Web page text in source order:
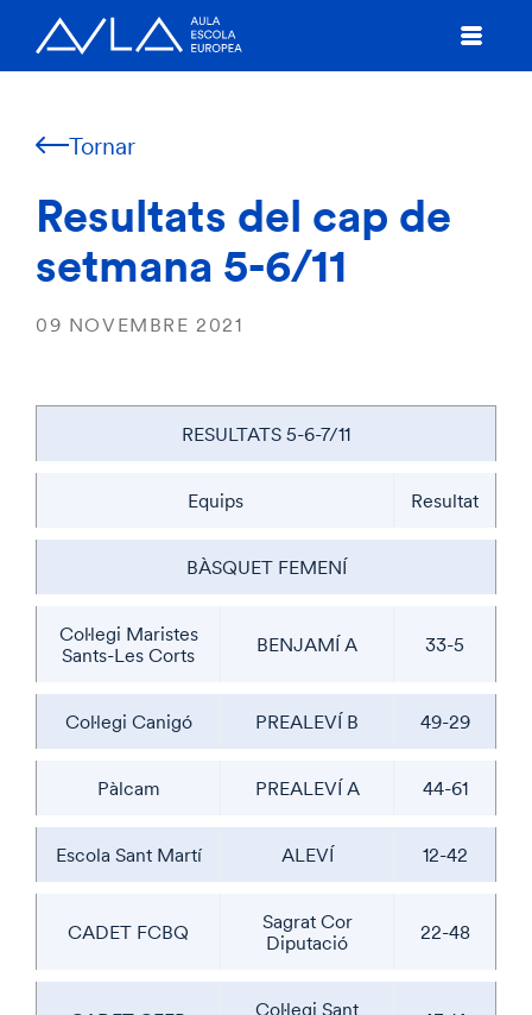
Tornar
Resultats del cap de
setmana 5-6/11
09 NOVEMBRE 2021
RESULTATS 5-6-7/11
Equips Resultat
BÀSQUET FEMENÍ
Col·legi Maristes
Sants-Les Corts
BENJAMÍ A 33-5
Col·legi Canigó PREALEVÍ B 49-29
Pàlcam PREALEVÍ A 44-61
Escola Sant Martí ALEVÍ 12-42
CADET FCBQ
Sagrat Cor
Diputació
22-48
Col·legi Sant